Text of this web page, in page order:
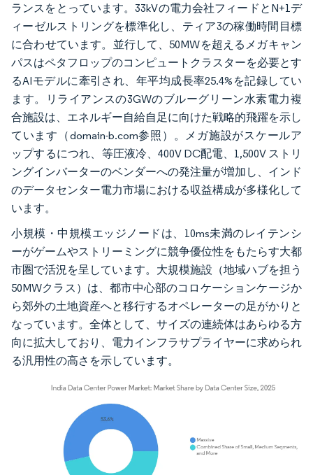
ランスをとっています。33kVの電力会社フィードとN+1デ
ィーゼルストリングを標準化し、ティア3の稼働時間目標
に合わせています。並行して、50MWを超えるメガキャン
パスはペタフロップのコンピュートクラスターを必要とす
るAIモデルに牽引され、年平均成長率25.4%を記録してい
ます。リライアンスの3GWのブルーグリーン水素電力複
合施設は、エネルギー自給自足に向けた戦略的飛躍を示し
ています（domain-b.com参照）。メガ施設がスケールア
ップするにつれ、等圧液冷、400V DC配電、1,500V ストリ
ングインバーターのベンダーへの発注量が増加し、インド
のデータセンター電力市場における収益構成が多様化して
います。
小規模・中規模エッジノードは、10ms未満のレイテンシ
ーがゲームやストリーミングに競争優位性をもたらす大都
市圏で活況を呈しています。大規模施設（地域ハブを担う
50MWクラス）は、都市中心部のコロケーションケージか
ら郊外の土地資産へと移行するオペレーターの足がかりと
なっています。全体として、サイズの連続体はあらゆる方
向に拡大しており、電力インフラサプライヤーに求められ
る汎用性の高さを示しています。